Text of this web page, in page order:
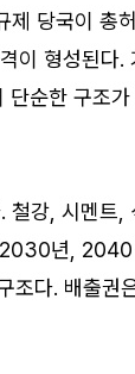
제 당국이 총
이 형성된다.
단순한 구조
철강, 시멘트,
2030년, 2040
조다. 배출권